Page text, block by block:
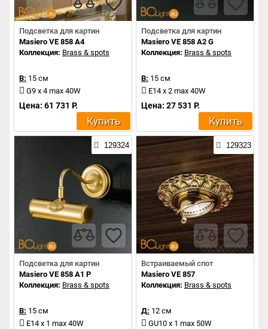
Подсветка для картин
Masiero VE 858 A4
Коллекция: Brass & spots
В: 15 см
G9 x 4 max 40W
Цена: 61 731 Р.
Купить
Подсветка для картин
Masiero VE 858 A2 G
Коллекция: Brass & spots
В: 15 см
E14 x 2 max 40W
Цена: 27 531 Р.
Купить
129324
Подсветка для картин
Masiero VE 858 A1 P
Коллекция: Brass & spots
В: 15 см
E14 x 1 max 40W
129323
Встраиваемый спот
Masiero VE 857
Коллекция: Brass & spots
Д: 12 см
GU10 x 1 max 50W